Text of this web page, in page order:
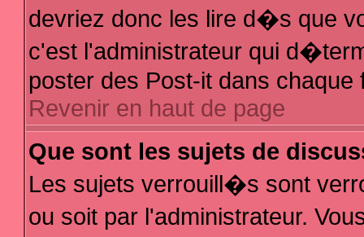
devriez donc les lire d�s que
c'est l'administrateur qui
poster des Post-it dans chaque
Revenir en haut de page
Que sont les sujets de
Les sujets verrouill�s sont
ou soit par l'administrateur.